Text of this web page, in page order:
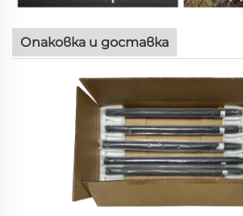
Опаковка и доставка